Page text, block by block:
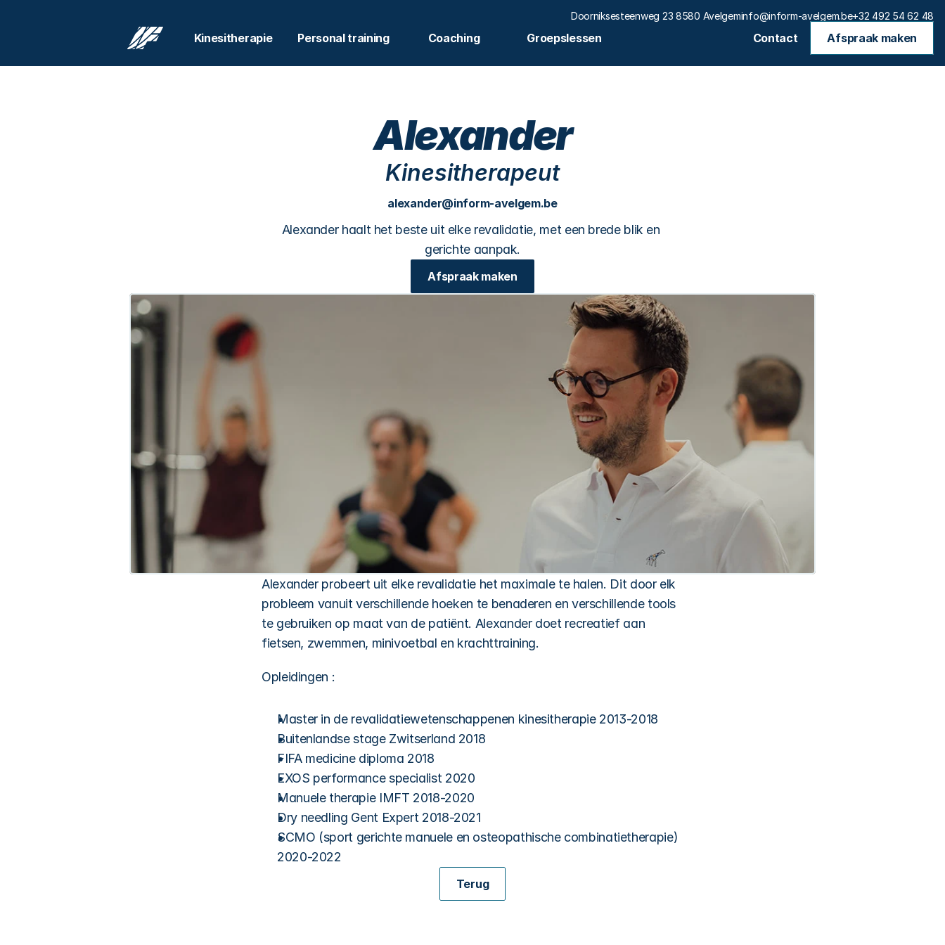
Doorniksesteenweg 23 8580 Avelgeminfo@inform-avelgem.be+32 492 54 62 48
Kinesitherapie Personal training Coaching Groepslessen Contact Afspraak maken
Alexander
Kinesitherapeut
alexander@inform-avelgem.be
Alexander haalt het beste uit elke revalidatie, met een brede blik en
gerichte aanpak.
Afspraak maken
Alexander probeert uit elke revalidatie het maximale te halen. Dit door elk
probleem vanuit verschillende hoeken te benaderen en verschillende tools
te gebruiken op maat van de patiënt. Alexander doet recreatief aan
fietsen, zwemmen, minivoetbal en krachttraining.
Opleidingen :
Master in de revalidatiewetenschappenen kinesitherapie 2013-2018
Buitenlandse stage Zwitserland 2018
FIFA medicine diploma 2018
EXOS performance specialist 2020
Manuele therapie IMFT 2018-2020
Dry needling Gent Expert 2018-2021
SCMO (sport gerichte manuele en osteopathische combinatietherapie)
2020-2022
Terug